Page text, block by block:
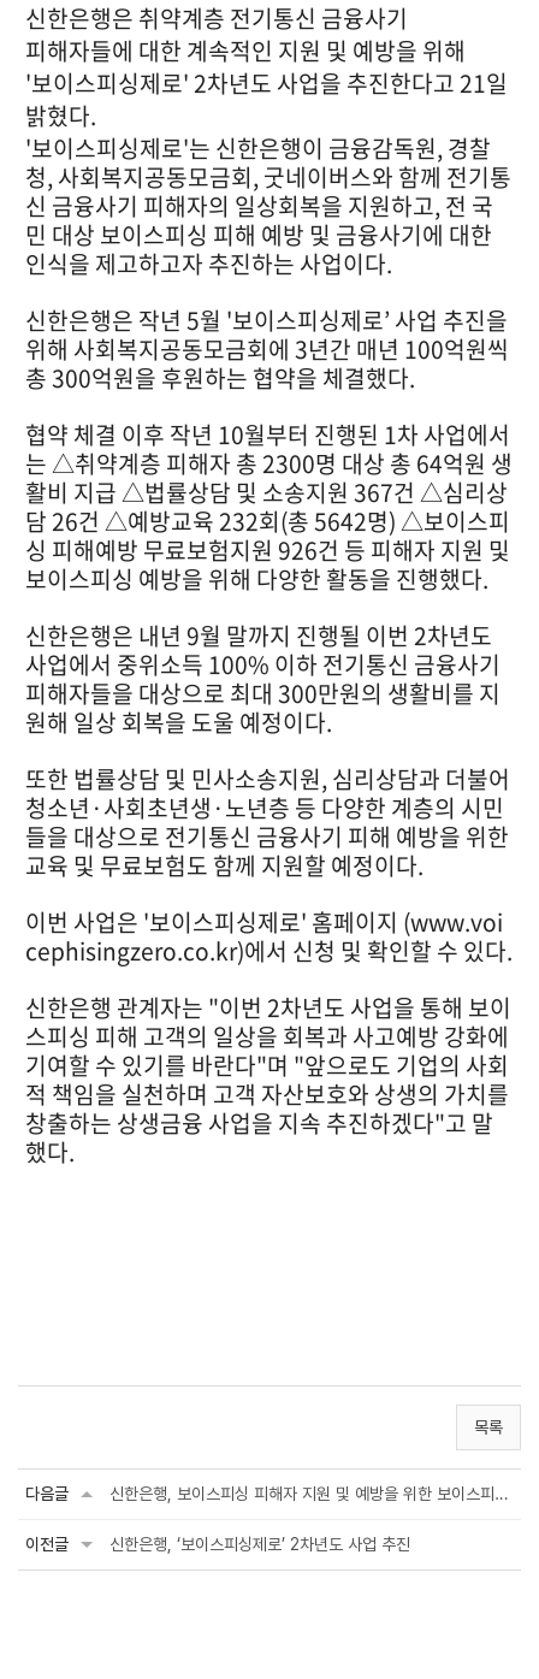
신한은행은 취약계층 전기통신 금융사기
피해자들에 대한 계속적인 지원 및 예방을 위해
'보이스피싱제로' 2차년도 사업을 추진한다고 21일
밝혔다.
'보이스피싱제로'는 신한은행이 금융감독원, 경찰
청, 사회복지공동모금회, 굿네이버스와 함께 전기통
신 금융사기 피해자의 일상회복을 지원하고, 전 국
민 대상 보이스피싱 피해 예방 및 금융사기에 대한
인식을 제고하고자 추진하는 사업이다.
신한은행은 작년 5월 '보이스피싱제로’ 사업 추진을
위해 사회복지공동모금회에 3년간 매년 100억원씩
총 300억원을 후원하는 협약을 체결했다.
협약 체결 이후 작년 10월부터 진행된 1차 사업에서
는 △취약계층 피해자 총 2300명 대상 총 64억원 생
활비 지급 △법률상담 및 소송지원 367건 △심리상
담 26건 △예방교육 232회(총 5642명) △보이스피
싱 피해예방 무료보험지원 926건 등 피해자 지원 및
보이스피싱 예방을 위해 다양한 활동을 진행했다.
신한은행은 내년 9월 말까지 진행될 이번 2차년도
사업에서 중위소득 100% 이하 전기통신 금융사기
피해자들을 대상으로 최대 300만원의 생활비를 지
원해 일상 회복을 도울 예정이다.
또한 법률상담 및 민사소송지원, 심리상담과 더불어
청소년·사회초년생·노년층 등 다양한 계층의 시민
들을 대상으로 전기통신 금융사기 피해 예방을 위한
교육 및 무료보험도 함께 지원할 예정이다.
이번 사업은 '보이스피싱제로' 홈페이지 (www.voi
cephisingzero.co.kr)에서 신청 및 확인할 수 있다.
신한은행 관계자는 "이번 2차년도 사업을 통해 보이
스피싱 피해 고객의 일상을 회복과 사고예방 강화에
기여할 수 있기를 바란다"며 "앞으로도 기업의 사회
적 책임을 실천하며 고객 자산보호와 상생의 가치를
창출하는 상생금융 사업을 지속 추진하겠다"고 말
했다.
목록
다음글 신한은행, 보이스피싱 피해자 지원 및 예방을 위한 보이스피싱제로 3차년도 사업 추...
이전글 신한은행, ‘보이스피싱제로’ 2차년도 사업 추진